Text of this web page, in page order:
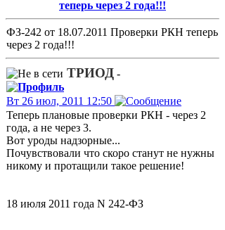
теперь через 2 года!!!
ФЗ-242 от 18.07.2011 Проверки РКН теперь
через 2 года!!!
ТРИОД -
Вт 26 июл, 2011 12:50
Теперь плановые проверки РКН - через 2
года, а не через 3.
Вот уроды надзорные...
Почувствовали что скоро станут не нужны
никому и протащили такое решение!
18 июля 2011 года N 242-ФЗ